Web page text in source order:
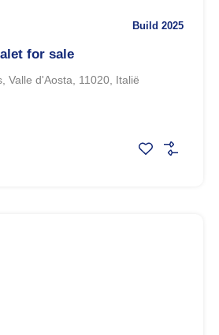
Build 2025
for sale
Valle d'Aosta, 11020, Italië